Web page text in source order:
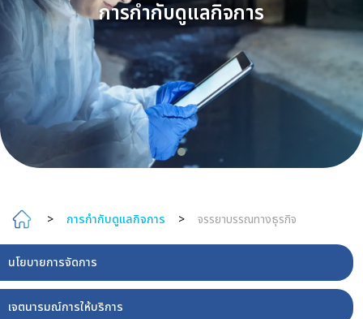
การกำกับดูแลกิจการ
> การกำกับดูแลกิจการ > จรรยาบรรณทางธุรกิจ
นโยบายการจัดการ
เจตนารมณ์การให้บริการ